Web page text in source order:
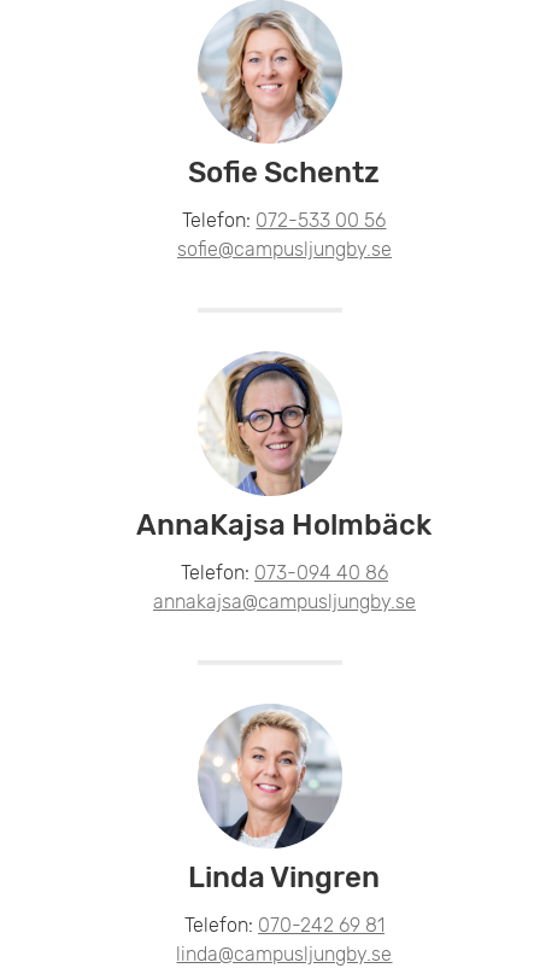
Sofie Schentz
Telefon: 072-533 00 56
sofie@campusljungby.se
AnnaKajsa Holmbäck
Telefon: 073-094 40 86
annakajsa@campusljungby.se
Linda Vingren
Telefon: 070-242 69 81
linda@campusljungby.se